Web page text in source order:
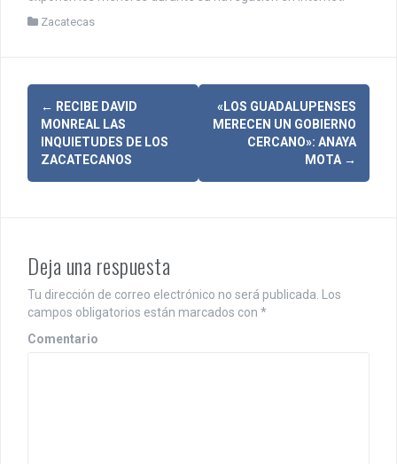
Zacatecas
N
v
a
c
i
← RECIBE DAVID
MONREAL LAS
INQUIETUDES DE LOS
ZACATECANOS
«LOS GUADALUPENSES
MERECEN UN GOBIERNO
CERCANO»: ANAYA
MOTA →
Deja una respuesta
Tu dirección de correo electrónico no será publicada.
Los
campos obligatorios están marcados con *
Comentario